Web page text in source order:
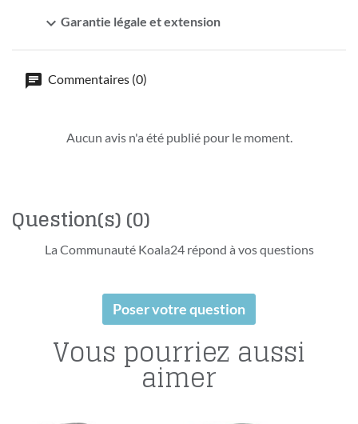
expand_more Garantie légale et extension
Commentaires (0)
Aucun avis n'a été publié pour le moment.
Question(s)(0)
La Communauté Koala24 répond à vos questions
Poser votre question
Vous pourriez aussi
aimer